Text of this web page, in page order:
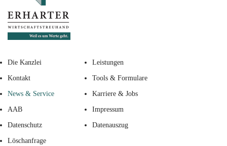
Die Kanzlei Leistungen
Kontakt Tools & Formulare
News & Service Karriere & Jobs
AAB Impressum
Datenschutz Datenauszug
Löschanfrage